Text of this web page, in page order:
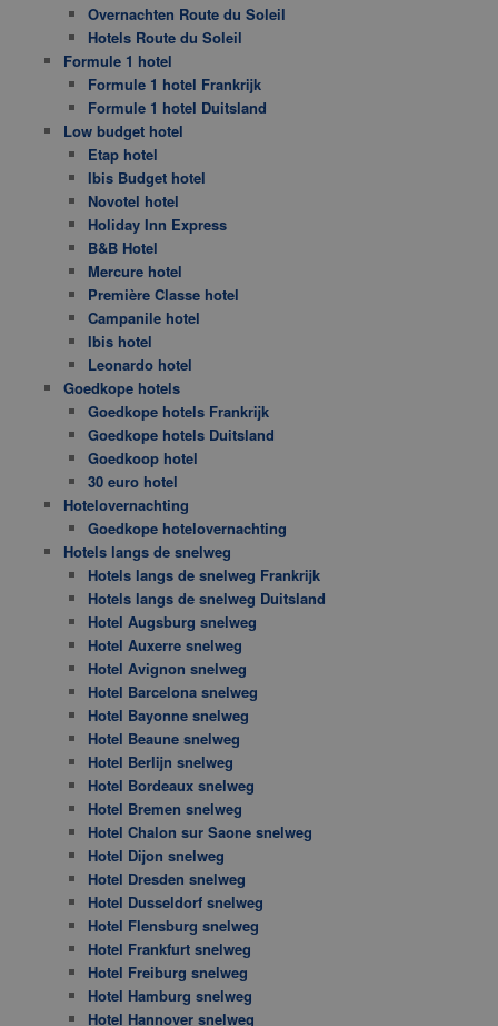
Overnachten Route du Soleil
Hotels Route du Soleil
Formule 1 hotel
Formule 1 hotel Frankrijk
Formule 1 hotel Duitsland
Low budget hotel
Etap hotel
Ibis Budget hotel
Novotel hotel
Holiday Inn Express
B&B Hotel
Mercure hotel
Première Classe hotel
Campanile hotel
Ibis hotel
Leonardo hotel
Goedkope hotels
Goedkope hotels Frankrijk
Goedkope hotels Duitsland
Goedkoop hotel
30 euro hotel
Hotelovernachting
Goedkope hotelovernachting
Hotels langs de snelweg
Hotels langs de snelweg Frankrijk
Hotels langs de snelweg Duitsland
Hotel Augsburg snelweg
Hotel Auxerre snelweg
Hotel Avignon snelweg
Hotel Barcelona snelweg
Hotel Bayonne snelweg
Hotel Beaune snelweg
Hotel Berlijn snelweg
Hotel Bordeaux snelweg
Hotel Bremen snelweg
Hotel Chalon sur Saone snelweg
Hotel Dijon snelweg
Hotel Dresden snelweg
Hotel Dusseldorf snelweg
Hotel Flensburg snelweg
Hotel Frankfurt snelweg
Hotel Freiburg snelweg
Hotel Hamburg snelweg
Hotel Hannover snelweg